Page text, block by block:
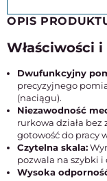
OPIS
Właściwości
Dwufunkcyjny
precyzyjnego
(naciągu).
Niezawodność
rurkowa działa
gotowość do pracy
Czytelna skala:
pozwala na szybki i
Wysoka